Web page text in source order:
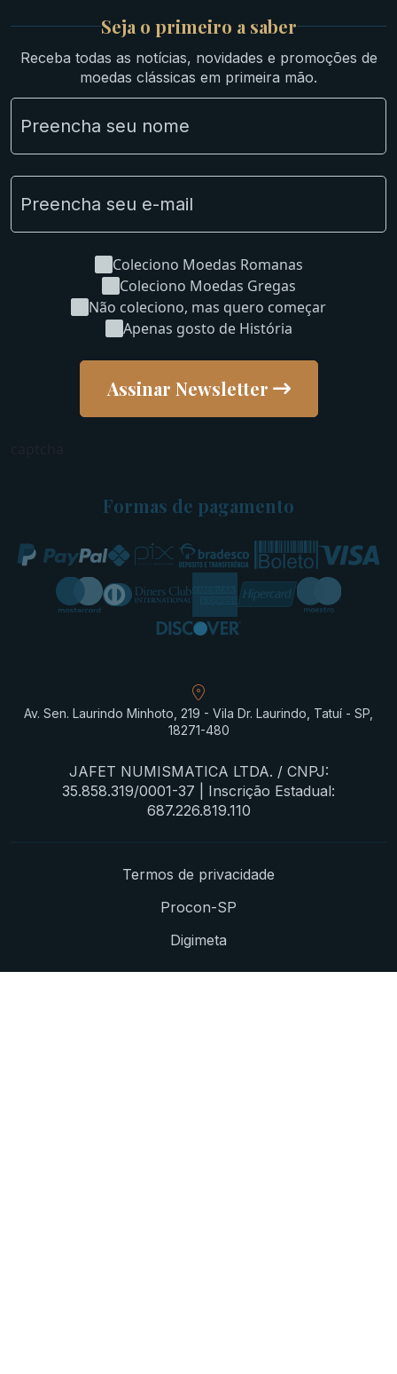
Ibéricas
Lotes Grandes
Material Numismático
NGC e NNC Encapsuladas
Novidades
Seja o primeiro a saber
Receba todas as notícias, novidades e promoções de
moedas clássicas em primeira mão.
Coleciono Moedas Romanas
Coleciono Moedas Gregas
Não coleciono, mas quero começar
Apenas gosto de História
Assinar Newsletter
Formas de pagamento
Av. Sen. Laurindo Minhoto, 219 - Vila Dr. Laurindo, Tatuí - SP,
18271-480
JAFET NUMISMATICA LTDA. / CNPJ:
35.858.319/0001-37 | Inscrição Estadual:
687.226.819.110
Termos de privacidade
Procon-SP
Digimeta